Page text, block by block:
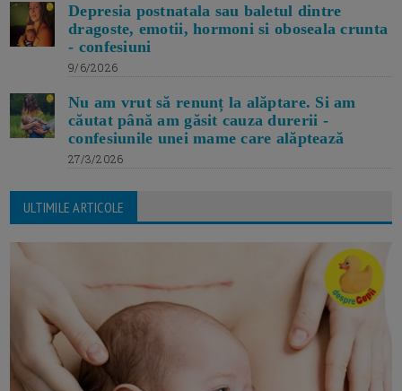
Depresia postnatala sau baletul dintre
dragoste, emotii, hormoni si oboseala crunta
- confesiuni
9/6/2026
Nu am vrut să renunț la alăptare. Si am
căutat până am găsit cauza durerii -
confesiunile unei mame care alăptează
27/3/2026
ULTIMILE ARTICOLE